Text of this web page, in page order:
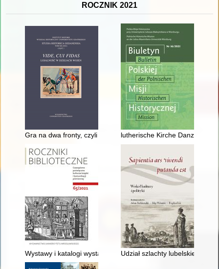
ROCZNIK 2021
Gra na dwa fronty, czyli Rozważania o lojalności : Tomasz
lutherische Kirche Danzigs
Wystawy i katalogi wystaw muzealnych jako źródła
Udział szlachty lubelskiej w